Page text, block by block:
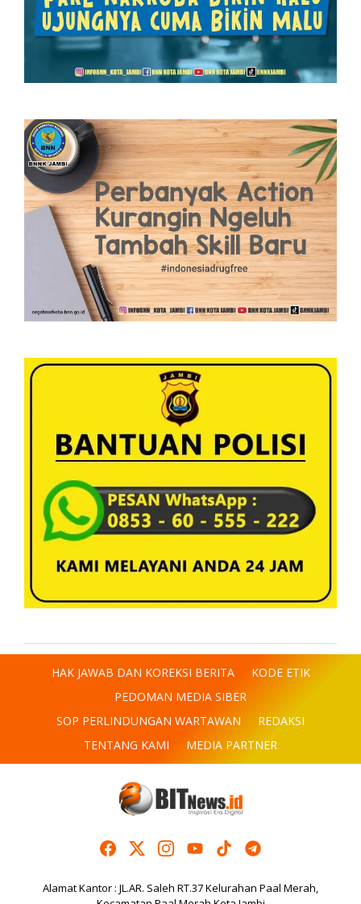
HAK JAWAB DAN KOREKSI BERITA
KODE ETIK
PEDOMAN MEDIA SIBER
SOP PERLINDUNGAN WARTAWAN
REDAKSI
TENTANG KAMI
MEDIA PARTNER
Alamat Kantor : JL.AR. Saleh RT.37 Kelurahan Paal Merah,